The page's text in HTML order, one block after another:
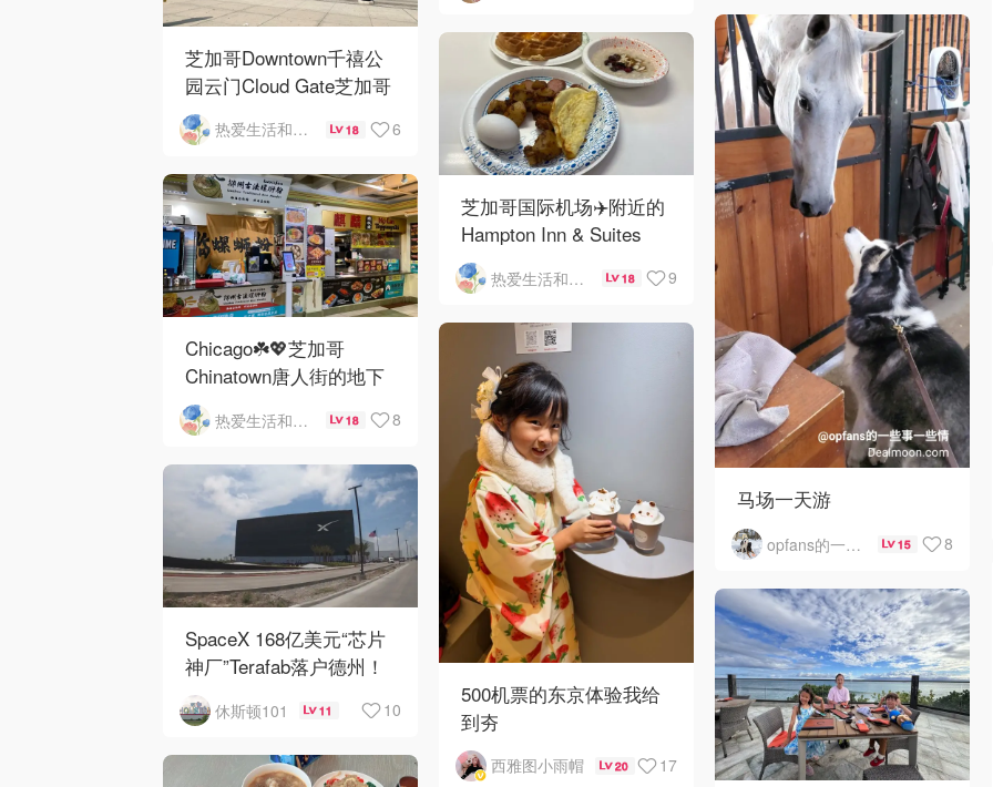
芝加哥Downtown千禧公
园云门Cloud Gate芝加哥
河街景❤️鳞次栉比的高楼
热爱生活和自由的轻舞飞扬 18 6
马场一天游
opfans的一些事一些情 15 8
芝加哥国际机场✈️附近的
Hampton Inn & Suites
Rosemont Chicago
O'Hare自助早餐
热爱生活和自由的轻舞飞扬 18 9
Chicago☘️💖芝加哥
Chinatown唐人街的地下
mini小美食城
热爱生活和自由的轻舞飞扬 18 8
500机票的东京体验我给
到夯
西雅图小雨帽 20 17
SpaceX 168亿美元“芯片
神厂”Terafab落户德州！
休斯顿101 11 10